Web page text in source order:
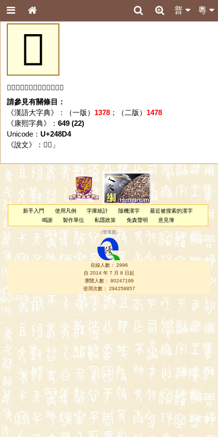
粵
普
𤣔
「𤣔」字未收錄於本資料庫。
請參見有關條目：
《漢語大字典》：（一版） 1378；（二版） 1478
《康熙字典》： 649 (22)
Unicode： U+248D4
《說文》：「 𤣔 」
新手入門 使用凡例 字庫統計 隨機漢字
最近被搜索的漢字
鳴謝
製作單位 私隱政策 免責聲明 意見簿
（管理員 ）
在線人數： 2996
自 2014 年 7 月 8 日起
瀏覽人數： 80247199
使用次數： 294258857